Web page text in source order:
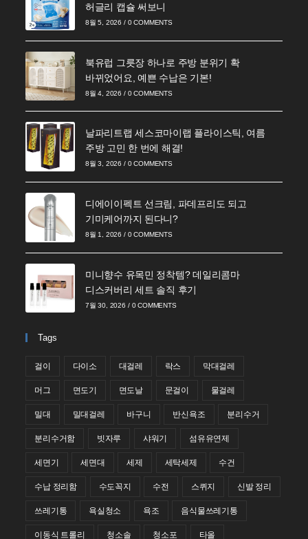
허글리 캡슐 써보니
8월 5, 2026 / 0 COMMENTS
북유럽 그릇장 하나로 주방 분위기 확
바뀌었어요, 예쁜 수납은 기본!
8월 4, 2026 / 0 COMMENTS
날파리트랩 세스코마이랩 플라이스틱, 여름
주방 고민 한 번에 해결!
8월 3, 2026 / 0 COMMENTS
디에이이펙트 선크림, 파데프리도 되고
기미케어까지 된다니?
8월 1, 2026 / 0 COMMENTS
미니향수 유목민 정착템? 데일리콤마
디스커버리 세트 솔직 후기
7월 30, 2026 / 0 COMMENTS
Tags
걸이 다이소 대걸레 락스 막대걸레
머그 면도기 면도날 문걸이 물걸레
밀대 밀대걸레 바구니 반신욕조 분리수거
분리수거함 빗자루 샤워기 섬유유연제
세면기 세면대 세제 세탁세제 수건
수납 정리함 수도꼭지 수전 스퀴지 신발 정리
쓰레기통 욕실청소 욕조 음식물쓰레기통
이동식 트롤리 청소솔 청소포 타올